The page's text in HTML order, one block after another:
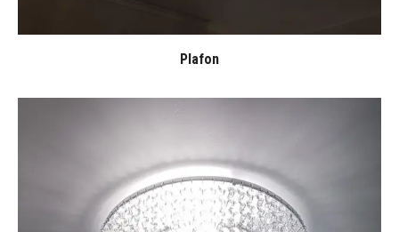
Plafon